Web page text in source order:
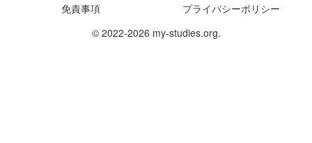
免責事項
プライバシーポリシー
© 2022-2026 my-studies.org.